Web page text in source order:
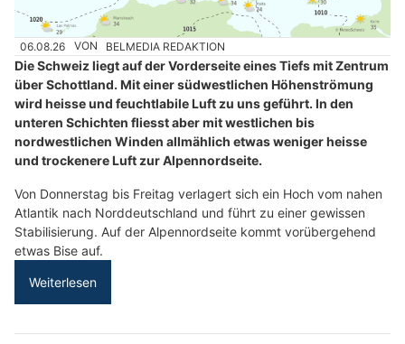
06.08.26 VON BELMEDIA REDAKTION
Die Schweiz liegt auf der Vorderseite eines Tiefs mit Zentrum
über Schottland. Mit einer südwestlichen Höhenströmung
wird heisse und feuchtlabile Luft zu uns geführt. In den
unteren Schichten fliesst aber mit westlichen bis
nordwestlichen Winden allmählich etwas weniger heisse
und trockenere Luft zur Alpennordseite.
Von Donnerstag bis Freitag verlagert sich ein Hoch vom nahen
Atlantik nach Norddeutschland und führt zu einer gewissen
Stabilisierung. Auf der Alpennordseite kommt vorübergehend
etwas Bise auf.
Weiterlesen